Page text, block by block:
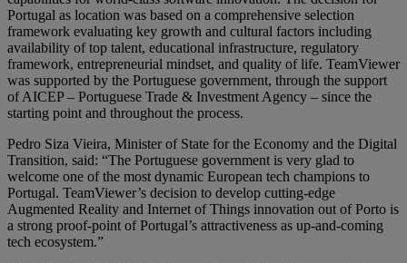
Portugal as location was based on a comprehensive selection
framework evaluating key growth and cultural factors including
availability of top talent, educational infrastructure, regulatory
framework, entrepreneurial mindset, and quality of life. TeamViewer
was supported by the Portuguese government, through the support
of AICEP – Portuguese Trade & Investment Agency – since the
starting point and throughout the process.
Pedro Siza Vieira, Minister of State for the Economy and the Digital
Transition, said: “The Portuguese government is very glad to
welcome one of the most dynamic European tech champions to
Portugal. TeamViewer’s decision to develop cutting-edge
Augmented Reality and Internet of Things innovation out of Porto is
a strong proof-point of Portugal’s attractiveness as up-and-coming
tech ecosystem.”